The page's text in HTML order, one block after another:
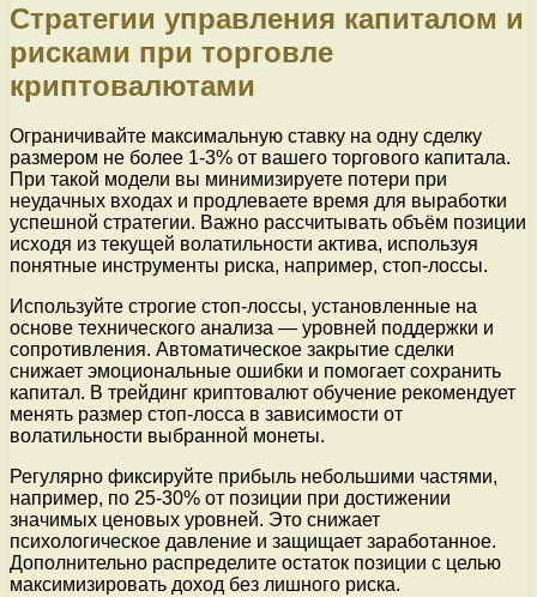
Стратегии управления капиталом и
рисками при торговле
криптовалютами
Ограничивайте максимальную ставку на одну сделку
размером не более 1-3% от вашего торгового капитала.
При такой модели вы минимизируете потери при
неудачных входах и продлеваете время для выработки
успешной стратегии. Важно рассчитывать объём позиции
исходя из текущей волатильности актива, используя
понятные инструменты риска, например, стоп-лоссы.
Используйте строгие стоп-лоссы, установленные на
основе технического анализа — уровней поддержки и
сопротивления. Автоматическое закрытие сделки
снижает эмоциональные ошибки и помогает сохранить
капитал. В трейдинг криптовалют обучение рекомендует
менять размер стоп-лосса в зависимости от
волатильности выбранной монеты.
Регулярно фиксируйте прибыль небольшими частями,
например, по 25-30% от позиции при достижении
значимых ценовых уровней. Это снижает
психологическое давление и защищает заработанное.
Дополнительно распределите остаток позиции с целью
максимизировать доход без лишного риска.